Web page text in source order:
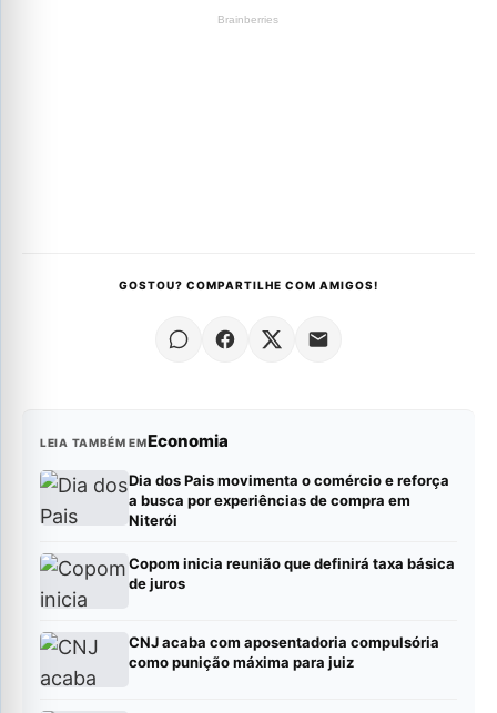
GOSTOU? COMPARTILHE COM AMIGOS!
LEIA TAMBÉM EMEconomia
Dia dos Pais movimenta o comércio e reforça
a busca por experiências de compra em
Niterói
Copom inicia reunião que definirá taxa básica
de juros
CNJ acaba com aposentadoria compulsória
como punição máxima para juiz